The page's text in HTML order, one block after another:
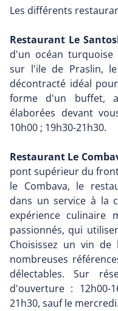
Les différents
Restaurant Le
d'un océan
sur l'ile de Praslin,
décontracté idéal
forme d'un buffet,
élaborées devant
10h00 ; 19h30-21h30.
Restaurant Le
pont supérieur du
le Combava, le
dans un service à la
expérience culinaire
passionnés, qui
Choisissez un vin
nombreuses
délectables. Sur
d'ouverture : 12h00-
21h30, sauf le mercredi.